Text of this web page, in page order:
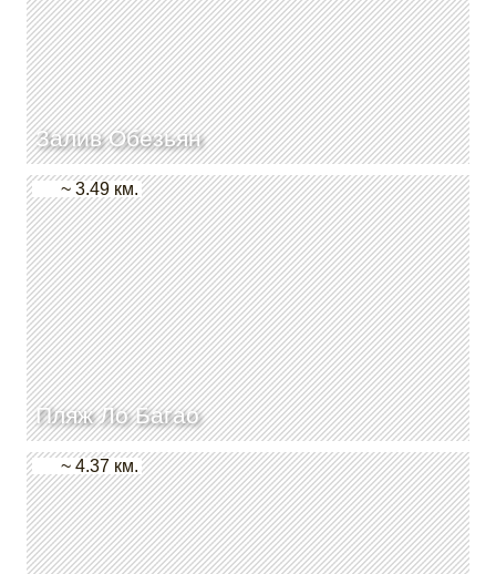
Залив Обезьян
Пляж Ло Багао
~ 3.49 км.
~ 4.37 км.